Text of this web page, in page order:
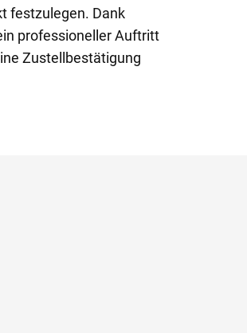
festzulegen. Dank
professioneller Auftritt
Zustellbestätigung